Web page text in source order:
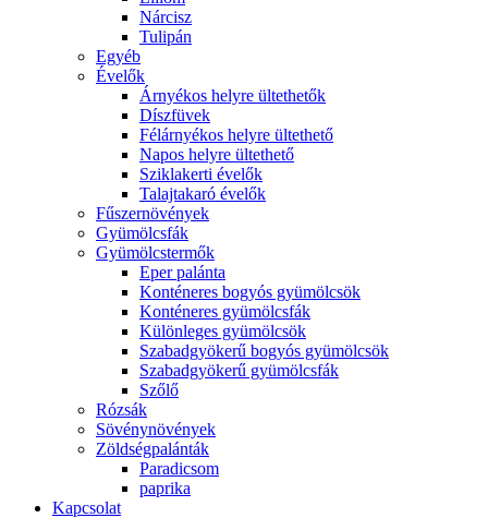
Nárcisz
Tulipán
Egyéb
Évelők
Árnyékos helyre ültethetők
Díszfüvek
Félárnyékos helyre ültethető
Napos helyre ültethető
Sziklakerti évelők
Talajtakaró évelők
Fűszernövények
Gyümölcsfák
Gyümölcstermők
Eper palánta
Konténeres bogyós gyümölcsök
Konténeres gyümölcsfák
Különleges gyümölcsök
Szabadgyökerű bogyós gyümölcsök
Szabadgyökerű gyümölcsfák
Szőlő
Rózsák
Sövénynövények
Zöldségpalánták
Paradicsom
paprika
Kapcsolat